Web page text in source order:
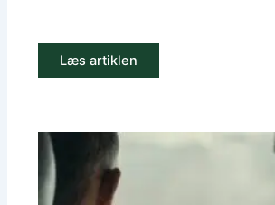
Læs artiklen